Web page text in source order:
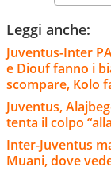
Leggi anche:
Juventus-Inter
e Diouf fanno i
scompare, Kolo
Juventus,
tenta il colpo
Inter-Juventus
Muani, dove